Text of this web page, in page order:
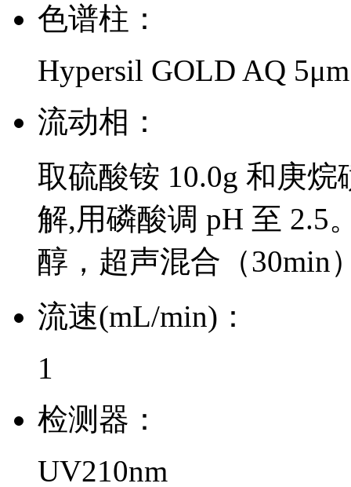
色谱柱：
Hypersil GOLD AQ
流动相：
取硫酸铵 10.0g 和庚
解,用磷酸调 pH 至 2.5
醇，超声混合（30min
流速(mL/min)：
1
检测器：
UV210nm